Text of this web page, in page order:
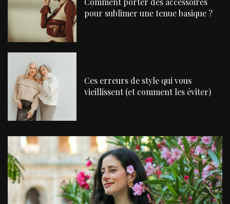
pour sublimer une tenue basique ?
Ces erreurs de style qui vous
vieillissent (et comment les éviter)